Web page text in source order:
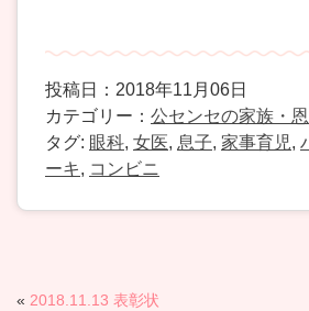
投稿日：2018年11月06日
カテゴリー： 公センセの家族・
タグ: 眼科, 女医, 息子, 家事育児,
ーキ, コンビニ
« 2018.11.13 表彰状